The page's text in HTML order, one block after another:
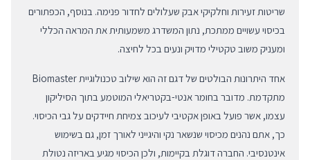
שריטות זעירות וחלקיקי אבק שעלולים לחדור פנימה. בנוסף, הכפתורים
בכיסוי עשויים ממתכת, נתון המשדרג משמעותית את המראה הכללי
ומעניק משוב טקטילי מדויק ונעים בכל לחיצה.
אחד היתרונות הבולטים של דגם זה הוא שילוב טכנולוגיית Biomaster
מתקדמת. מדובר בחומר אנטי-בקטריאלי המוטמע בתוך הסיליקון
עצמו, אשר פועל באופן אקטיבי לעיכוב צמיחת חיידקים על גבי הכיסוי.
כך, אתם נהנים מכיסוי שנשאר נקי והיגייני לאורך זמן, גם בשימוש
אינטנסיבי. החברה דוגלת בקיימות, ולכן הכיסוי מגיע באריזה נטולת